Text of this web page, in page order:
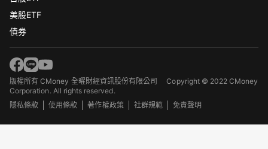
美股ETF
債券
版權所有 CMoney 全曜財經資訊股份有限公司Copyright © 2022 CMoney
Corporation. All rights reserved.
隱私條款
使用條款 著作權政策 社群規範 免責聲明